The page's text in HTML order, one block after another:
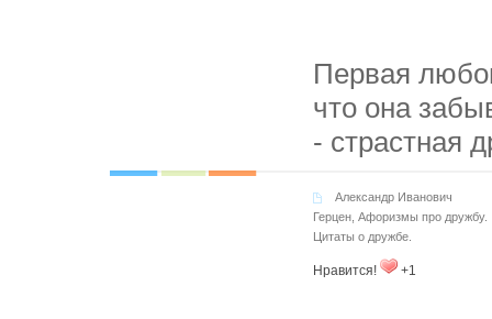
Первая
что она
- страстная
Александр Иванович
Герцен Афоризмы про дружбу.
Цитаты о дружбе.
Нравится! +1